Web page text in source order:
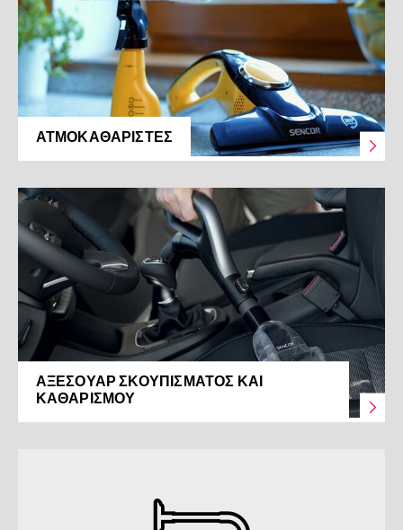
ΑΤΜΟΚΑΘΑΡΙΣΤΈΣ
ΑΞΕΣΟΥΆΡ ΣΚΟΥΠΊΣΜΑΤΟΣ ΚΑΙ
ΚΑΘΑΡΙΣΜΟΎ